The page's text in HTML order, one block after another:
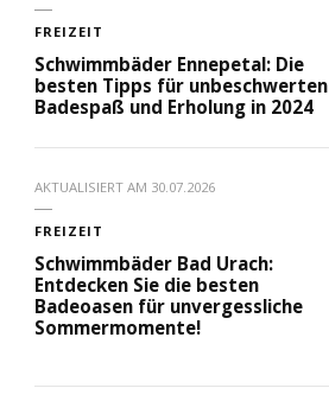
FREIZEIT
Schwimmbäder Ennepetal: Die
besten Tipps für unbeschwerten
Badespaß und Erholung in 2024
AKTUALISIERT AM 30.07.2026
FREIZEIT
Schwimmbäder Bad Urach:
Entdecken Sie die besten
Badeoasen für unvergessliche
Sommermomente!